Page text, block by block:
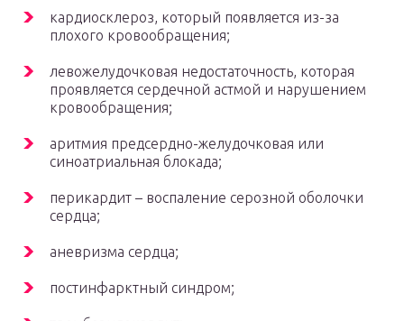
кардиосклероз, который появляется из-за
плохого кровообращения;
левожелудочковая недостаточность, которая
проявляется сердечной астмой и нарушением
кровообращения;
аритмия предсердно-желудочковая или
синоатриальная блокада;
перикардит – воспаление серозной оболочки
сердца;
аневризма сердца;
постинфарктный синдром;